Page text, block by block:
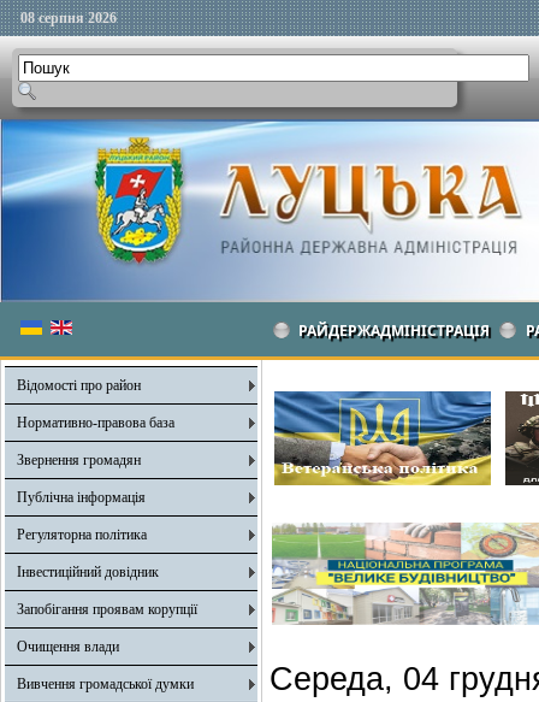
08 серпня 2026
РАЙДЕРЖАДМІНІСТРАЦІЯ
Відомості про район
Нормативно-правова база
Звернення громадян
Публічна інформація
Регуляторна політика
Інвестиційний довідник
Запобігання проявам корупції
Очищення влади
Вивчення громадської думки Середа, 04